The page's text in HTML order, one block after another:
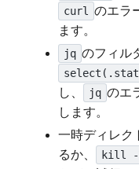
curl
のエラ
ます。
jq のフィル
し、
jq のエ
します。
一時ディレク
るか、
kill -